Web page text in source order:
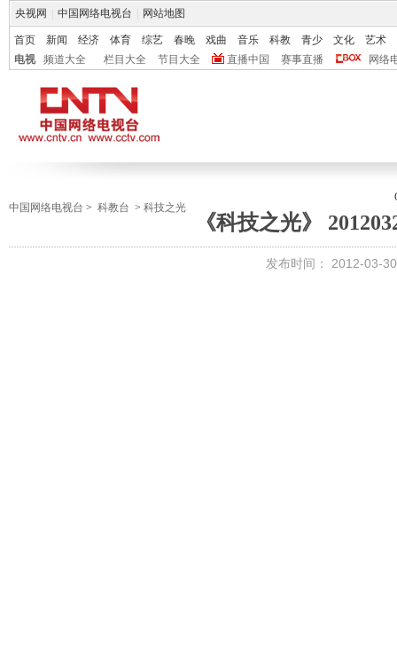
央视网 中国网络电视台 网站地图
首页 新闻 经济 体育 综艺 春晚 戏曲 音乐 科教 青少 文化
艺术
电视
频道大全 栏目大全 节目大全 直播中国 赛事直播 网络
中国网络电视台 > 科教台 > 科技之光
《科技之光》
发布时间： 2012-03-